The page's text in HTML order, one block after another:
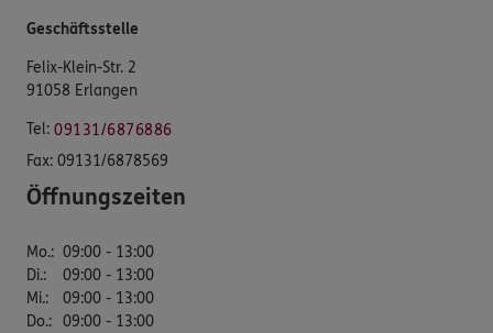
Geschäftsstelle
Felix-Klein-Str. 2
91058 Erlangen
Tel: 09131/6876886
Fax: 09131/6878569
Öffnungszeiten
Mo.: 09:00 - 13:00
Di.:
09:00 - 13:00
Mi.:
09:00 - 13:00
Do.: 09:00 - 13:00